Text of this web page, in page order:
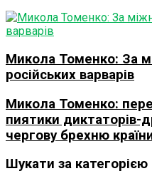
Микола Томенко: За
російських варварів
Микола Томенко:
пиятики диктаторів-
чергову брехню
Шукати за категорією